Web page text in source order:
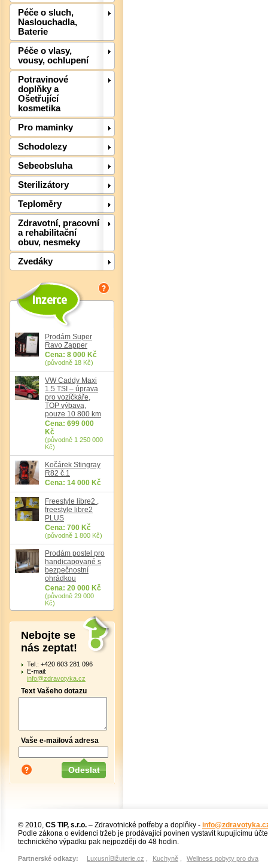
Péče o sluch,
Naslouchadla,
Baterie
Péče o vlasy,
vousy, ochlupení
Potravinové
doplňky a
Ošetřující
kosmetika
Pro maminky
Schodolezy
Sebeobsluha
Sterilizátory
Teploměry
Zdravotní, pracovní
a rehabilitační
obuv, nesmeky
Zvedáky
Prodám Super
Ravo Zapper
Cena: 8 000 Kč
(původně 18 Kč)
VW Caddy Maxi
1.5 TSI – úprava
pro vozíčkáře,
TOP výbava,
pouze 10 800 km
Cena: 699 000
Kč
(původně 1 250 000
Kč)
Kočárek Stingray
R82 č.1
Cena: 14 000 Kč
Freestyle libre2 ,
freestyle libre2
PLUS
Cena: 700 Kč
(původně 1 800 Kč)
Prodám postel pro
handicapované s
bezpečnostní
ohrádkou
Cena: 20 000 Kč
(původně 29 000
Kč)
Nebojte se
nás zeptat!
Tel.: +420 603 281 096
E-mail:
info@zdravotyka.cz
Text Vašeho dotazu
Vaše e-mailová adresa
© 2010, CS TIP, s.r.o. – Zdravotnické potřeby a doplňky -
Podle zákona o evidenci tržeb je prodávající povinen vystavit kupujícímu
technického výpadku pak nejpozději do 48 hodin.
Partnerské odkazy: LuxusníBižuterie.cz Kuchyně Wellness pobyty pro dva